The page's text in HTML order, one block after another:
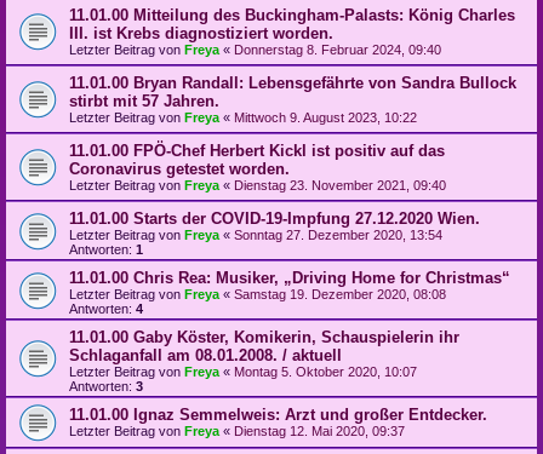
11.01.00 Mitteilung des Buckingham-Palasts: König Charles
III. ist Krebs diagnostiziert worden.
Letzter Beitrag von Freya « Donnerstag 8. Februar 2024, 09:40
11.01.00 Bryan Randall: Lebensgefährte von Sandra Bullock
stirbt mit 57 Jahren.
Letzter Beitrag von Freya « Mittwoch 9. August 2023, 10:22
11.01.00 FPÖ-Chef Herbert Kickl ist positiv auf das
Coronavirus getestet worden.
Letzter Beitrag von Freya « Dienstag 23. November 2021, 09:40
11.01.00 Starts der COVID-19-Impfung 27.12.2020 Wien.
Letzter Beitrag von Freya « Sonntag 27. Dezember 2020, 13:54
Antworten: 1
11.01.00 Chris Rea: Musiker, „Driving Home for Christmas“
Letzter Beitrag von Freya « Samstag 19. Dezember 2020, 08:08
Antworten: 4
11.01.00 Gaby Köster, Komikerin, Schauspielerin ihr
Schlaganfall am 08.01.2008. / aktuell
Letzter Beitrag von Freya « Montag 5. Oktober 2020, 10:07
Antworten: 3
11.01.00 Ignaz Semmelweis: Arzt und großer Entdecker.
Letzter Beitrag von Freya « Dienstag 12. Mai 2020, 09:37